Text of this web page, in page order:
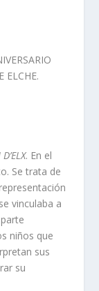
ELCHE.
. En el
Se trata de
vinculaba a
niños que
sus
su